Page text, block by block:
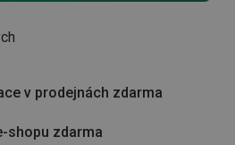
v prodejnách zdarma
shopu zdarma